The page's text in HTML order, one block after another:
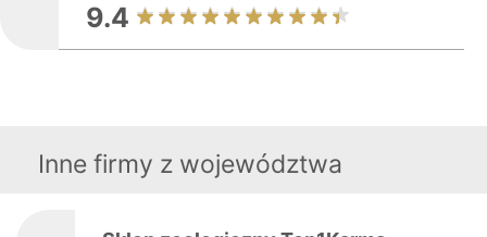
9.4
Inne firmy z województwa